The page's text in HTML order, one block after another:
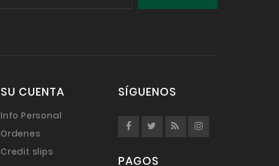
SU CUENTA
Info Personal
Ordenes
Credit slips
SÍGUENOS
PAGOS